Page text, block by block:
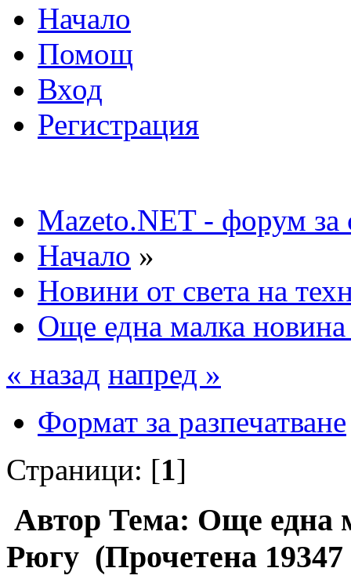
Начало
Помощ
Вход
Регистрация
Mazeto.NET - форум за
Начало »
Новини от света на
Още една малка новина
« назад напред »
Формат за разпечатване
Страници: [1]
Автор Тема: Още една
Рюгу (Прочетена